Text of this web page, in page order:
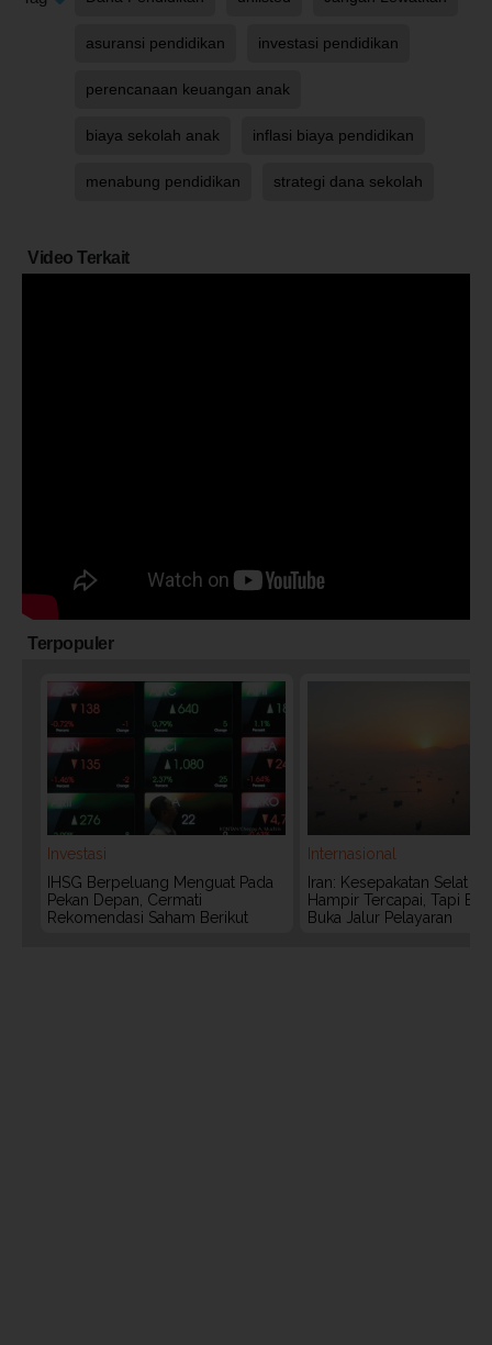
asuransi pendidikan investasi pendidikan
perencanaan keuangan anak
biaya sekolah anak inflasi biaya pendidikan
menabung pendidikan strategi dana sekolah
Video Terkait
Terpopuler
Investasi
IHSG Berpeluang Menguat Pada
Pekan Depan, Cermati
Rekomendasi Saham Berikut
Internasional
Iran: Kesepakatan Selat
Hampir Tercapai, Tapi
Buka Jalur Pelayaran